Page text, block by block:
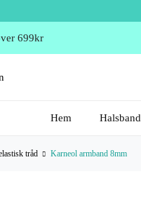
699kr
Hem Halsband
tråd Karneol armband 8mm